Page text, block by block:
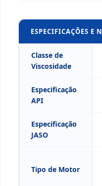
ESPECIFICAÇÕES E
Classe de
Viscosidade
Especificação
API
Especificação
JASO
Tipo de Motor